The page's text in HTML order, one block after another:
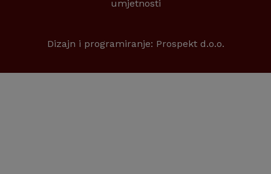
umjetnosti
Dizajn i programiranje: Prospekt d.o.o.